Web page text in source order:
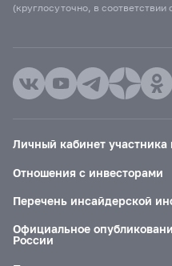
(круглосуточно, в
Личный кабинет
Отношения с инвесторами
Перечень инсайдерской
Официальное
России